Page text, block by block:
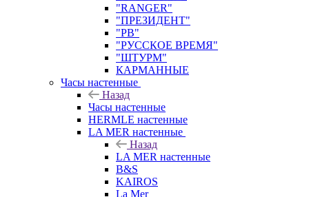
"RANGER"
"ПРЕЗИДЕНТ"
"РВ"
"РУССКОЕ ВРЕМЯ"
"ШТУРМ"
КАРМАННЫЕ
Часы настенные
Назад
Часы настенные
HERMLE настенные
LA MER настенные
Назад
LA MER настенные
B&S
KAIROS
La Mer